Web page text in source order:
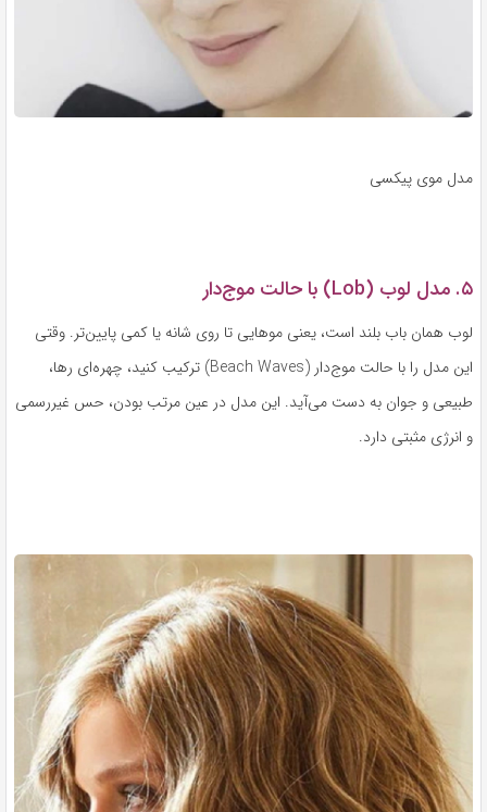
مدل موی پیکسی
۵. مدل لوب (Lob) با حالت موج‌دار
لوب همان باب بلند است، یعنی موهایی تا روی شانه یا کمی پایین‌تر. وقتی
این مدل را با حالت موج‌دار (Beach Waves) ترکیب کنید، چهره‌ای رها،
طبیعی و جوان به دست می‌آید. این مدل در عین مرتب بودن، حس غیررسمی
و انرژی مثبتی دارد.